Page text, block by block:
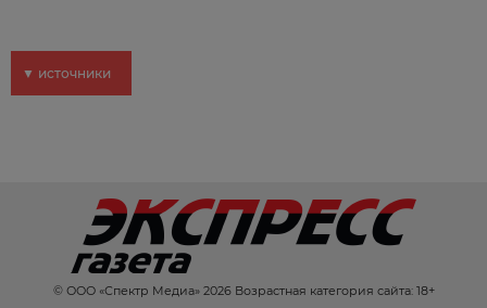
▼ источники
© ООО «Спектр Медиа» 2026 Возрастная категория сайта: 18+